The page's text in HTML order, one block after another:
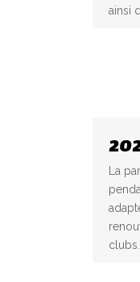
ainsi
La
clubs.